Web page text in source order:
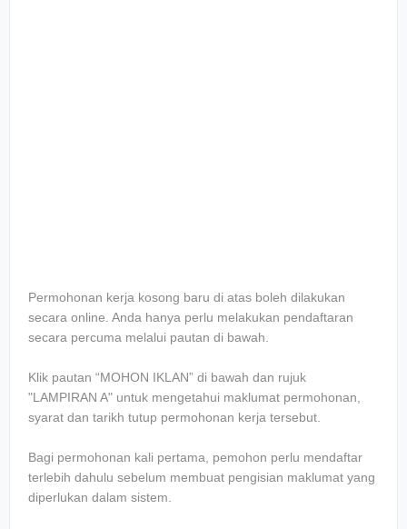
Permohonan kerja kosong baru di atas boleh dilakukan
secara online. Anda hanya perlu melakukan pendaftaran
secara percuma melalui pautan di bawah.
Klik pautan “MOHON IKLAN” di bawah dan rujuk
"LAMPIRAN A" untuk mengetahui maklumat permohonan,
syarat dan tarikh tutup permohonan kerja tersebut.
Bagi permohonan kali pertama, pemohon perlu mendaftar
terlebih dahulu sebelum membuat pengisian maklumat yang
diperlukan dalam sistem.